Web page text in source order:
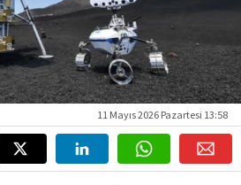
11 Mayıs 2026 Pazartesi 13:58